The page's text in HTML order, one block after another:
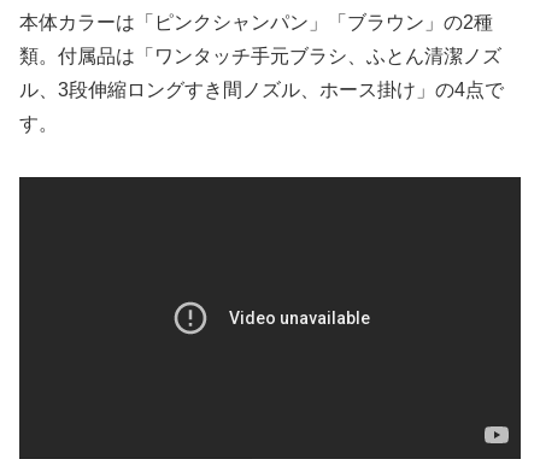
本体カラーは「ピンクシャンパン」「ブラウン」の2種
類。付属品は「ワンタッチ手元ブラシ、ふとん清潔ノズ
ル、3段伸縮ロングすき間ノズル、ホース掛け」の4点で
す。